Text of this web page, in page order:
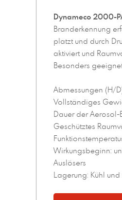
Dynameco 2000-
Branderkennung
platzt und durch
aktiviert und
Besonders
Abmessungen (H/
Vollständiges
Dauer der Aerosol-
Geschütztes
Wirkungsbeginn:
Auslösers
Lagerung: Kühl